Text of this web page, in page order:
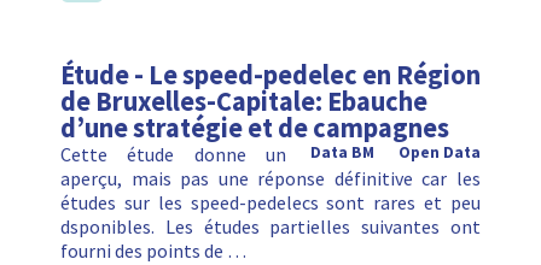
Étude - Le speed-pedelec en Région
de Bruxelles-Capitale: Ebauche
d’une stratégie et de campagnes
Open Data
Data BM
Cette étude donne un
aperçu, mais pas une réponse définitive car les
études sur les speed-pedelecs sont rares et peu
dsponibles. Les études partielles suivantes ont
fourni des points de …